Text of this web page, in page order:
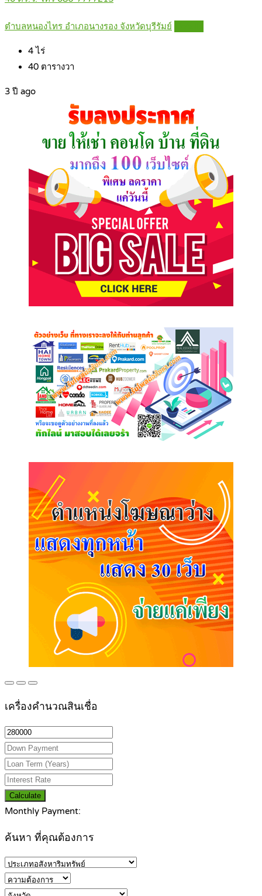
ตำบลหนองไทร อำเภอนางรอง จังหวัดบุรีรัมย์
4 ไร่
40 ตารางวา
3 ปี ago
เครื่องคำนวณสินเชื่อ
Calculate
Monthly Payment:
ค้นหา ที่คุณต้องการ